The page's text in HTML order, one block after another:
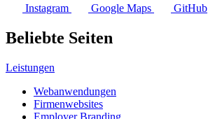
Instagram Google Maps GitHub
Beliebte Seiten
Leistungen
Webanwendungen
Firmenwebsites
Employer Branding